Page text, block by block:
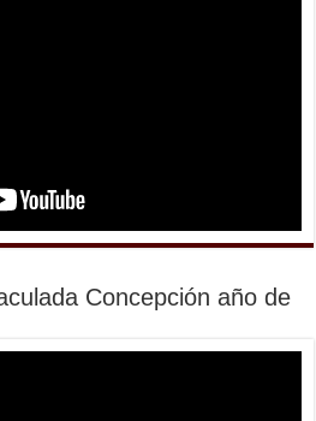
Concepción año de